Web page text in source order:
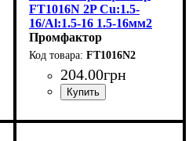
FT1016N 2P Cu:1.5-
16/Al:1.5-16 1.5-16мм2
синяя
Промфактор
FT1016N2
204.00грн